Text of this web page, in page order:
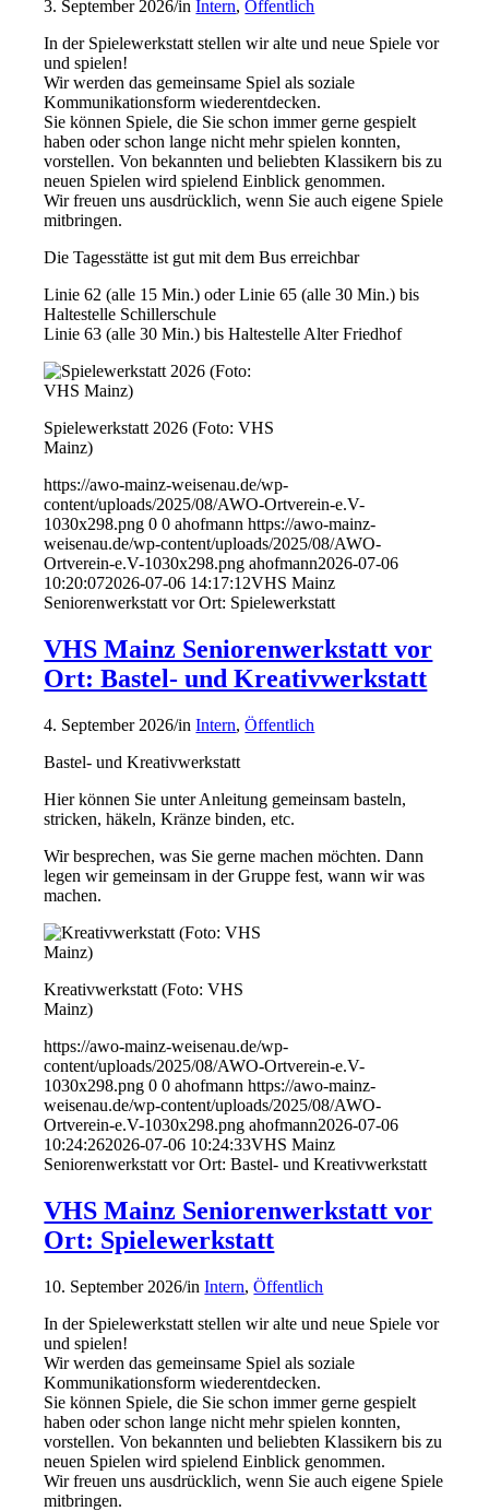
3. September 2026/inIntern,Öffentlich
In der Spielewerkstatt stellen wir alte und neue Spiele vor
und spielen!
Wir werden das gemeinsame Spiel als soziale
Kommunikationsform wiederentdecken.
Sie können Spiele, die Sie schon immer gerne gespielt
haben oder schon lange nicht mehr spielen konnten,
vorstellen. Von bekannten und beliebten Klassikern bis zu
neuen Spielen wird spielend Einblick genommen.
Wir freuen uns ausdrücklich, wenn Sie auch eigene Spiele
mitbringen.
Die Tagesstätte ist gut mit dem Bus erreichbar
Linie 62 (alle 15 Min.) oder Linie 65 (alle 30 Min.) bis
Haltestelle Schillerschule
Linie 63 (alle 30 Min.) bis Haltestelle Alter Friedhof
Spielewerkstatt 2026 (Foto: VHS
Mainz)
https://awo-mainz-weisenau.de/wp-
content/uploads/2025/08/AWO-Ortverein-e.V-
1030x298.png 0 0 ahofmann https://awo-mainz-
weisenau.de/wp-content/uploads/2025/08/AWO-
Ortverein-e.V-1030x298.png ahofmann2026-07-06
10:20:072026-07-06 14:17:12VHS Mainz
Seniorenwerkstatt vor Ort: Spielewerkstatt
VHS Mainz Seniorenwerkstatt vor
Ort: Bastel- und Kreativwerkstatt
4. September 2026/inIntern,Öffentlich
Bastel- und Kreativwerkstatt
Hier können Sie unter Anleitung gemeinsam basteln,
stricken, häkeln, Kränze binden, etc.
Wir besprechen, was Sie gerne machen möchten. Dann
legen wir gemeinsam in der Gruppe fest, wann wir was
machen.
Kreativwerkstatt (Foto: VHS
Mainz)
https://awo-mainz-weisenau.de/wp-
content/uploads/2025/08/AWO-Ortverein-e.V-
1030x298.png 0 0 ahofmann https://awo-mainz-
weisenau.de/wp-content/uploads/2025/08/AWO-
Ortverein-e.V-1030x298.png ahofmann2026-07-06
10:24:262026-07-06 10:24:33VHS Mainz
Seniorenwerkstatt vor Ort: Bastel- und Kreativwerkstatt
VHS Mainz Seniorenwerkstatt vor
Ort: Spielewerkstatt
10. September 2026/inIntern,Öffentlich
In der Spielewerkstatt stellen wir alte und neue Spiele vor
und spielen!
Wir werden das gemeinsame Spiel als soziale
Kommunikationsform wiederentdecken.
Sie können Spiele, die Sie schon immer gerne gespielt
haben oder schon lange nicht mehr spielen konnten,
vorstellen. Von bekannten und beliebten Klassikern bis zu
neuen Spielen wird spielend Einblick genommen.
Wir freuen uns ausdrücklich, wenn Sie auch eigene Spiele
mitbringen.